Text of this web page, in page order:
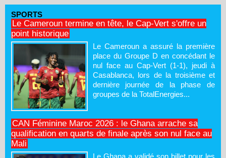
SPORTS
Le Cameroun termine en tête, le Cap-Vert s'offre un
point historique
Le Cameroun a assuré la première
place du Groupe D en concédant le
nul face au Cap-Vert (1-1), jeudi à
Casablanca, lors de la troisième et
dernière journée de la phase de
groupes de la TotalEnergies...
CAN Féminine Maroc 2026 : le Ghana arrache sa
qualification en quarts de finale après son nul face au
Mali